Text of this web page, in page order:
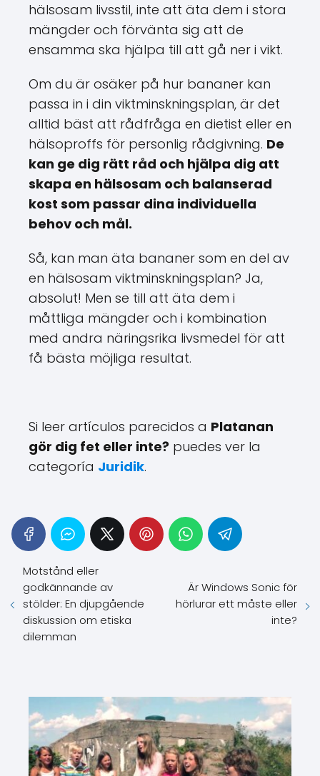
hälsosam livsstil, inte att äta dem i stora
mängder och förvänta sig att de
ensamma ska hjälpa till att gå ner i vikt.
Om du är osäker på hur bananer kan
passa in i din viktminskningsplan, är det
alltid bäst att rådfråga en dietist eller en
hälsoproffs för personlig rådgivning. De
kan ge dig rätt råd och hjälpa dig att
skapa en hälsosam och balanserad
kost som passar dina individuella
behov och mål.
Så, kan man äta bananer som en del av
en hälsosam viktminskningsplan? Ja,
absolut! Men se till att äta dem i
måttliga mängder och i kombination
med andra näringsrika livsmedel för att
få bästa möjliga resultat.
Si leer artículos parecidos a Platanan
gör dig fet eller inte? puedes ver la
categoría Juridik.
Motstånd eller
godkännande av
stölder: En djupgående
diskussion om etiska
dilemman
Är Windows Sonic för
hörlurar ett måste eller
inte?